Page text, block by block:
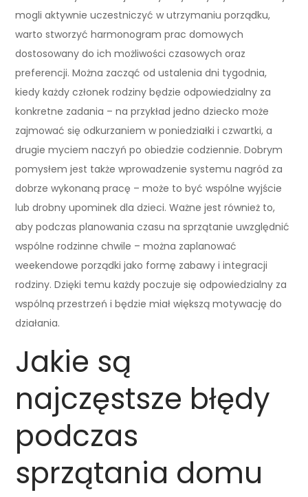
mogli aktywnie uczestniczyć w utrzymaniu porządku,
warto stworzyć harmonogram prac domowych
dostosowany do ich możliwości czasowych oraz
preferencji. Można zacząć od ustalenia dni tygodnia,
kiedy każdy członek rodziny będzie odpowiedzialny za
konkretne zadania – na przykład jedno dziecko może
zajmować się odkurzaniem w poniedziałki i czwartki, a
drugie myciem naczyń po obiedzie codziennie. Dobrym
pomysłem jest także wprowadzenie systemu nagród za
dobrze wykonaną pracę – może to być wspólne wyjście
lub drobny upominek dla dzieci. Ważne jest również to,
aby podczas planowania czasu na sprzątanie uwzględnić
wspólne rodzinne chwile – można zaplanować
weekendowe porządki jako formę zabawy i integracji
rodziny. Dzięki temu każdy poczuje się odpowiedzialny za
wspólną przestrzeń i będzie miał większą motywację do
działania.
Jakie są
najczęstsze błędy
podczas
sprzątania domu